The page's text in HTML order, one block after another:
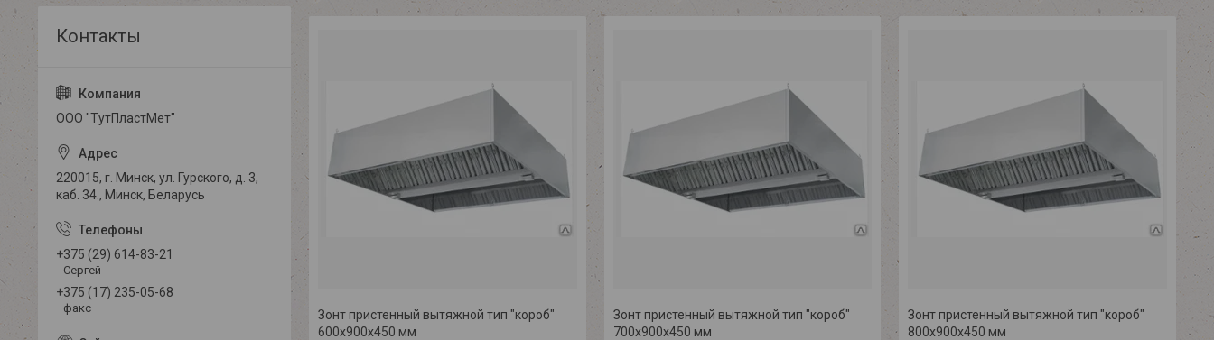
Зонт пристенный вытяжной тип "короб"
600х900х450 мм
Зонт пристенный вытяжной тип "короб"
700х900х450 мм
Зонт пристенный вытяжной тип "короб"
800х900х450 мм
ООО "ТутПластМет"
220015, г. Минск, ул. Гурского, д. 3,
каб. 34., Минск, Беларусь
+375 (29) 614-83-21
Сергей
+375 (17) 235-05-68
факс